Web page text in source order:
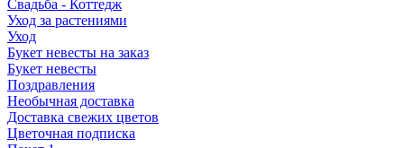
Свадьба - Коттедж
Уход за растениями
Уход
Букет невесты на заказ
Букет невесты
Поздравления
Необычная доставка
Доставка свежих цветов
Цветочная подписка